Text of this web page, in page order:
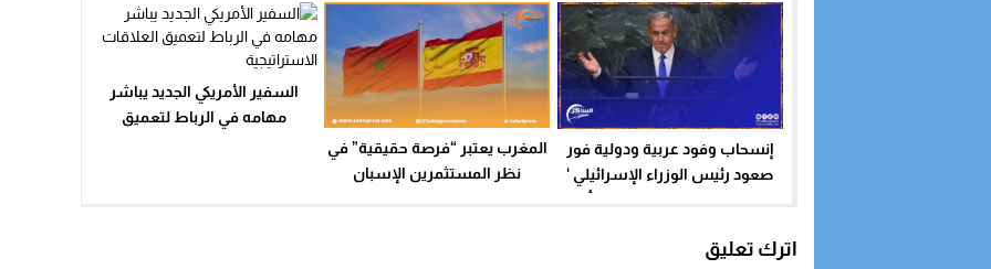
إنسحاب وفود عربية ودولية فور
صعود رئيس الوزراء الإسرائيلي ‘
المغرب يعتبر “فرصة حقيقية” في
نظر المستثمرين الإسبان
السفير الأمريكي الجديد يباشر
مهامه في الرباط لتعميق
اترك تعليق